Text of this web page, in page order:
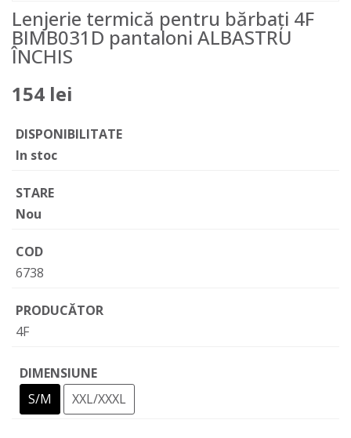
Lenjerie termică pentru bărbați 4F
BIMB031D pantaloni ALBASTRU
ÎNCHIS
154 lei
DISPONIBILITATE
In stoc
STARE
Nou
COD
6738
PRODUCĂTOR
4F
DIMENSIUNE
S/M
XXL/XXXL